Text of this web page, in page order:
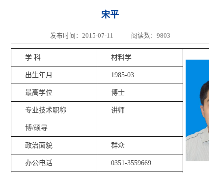
宋平
发布时间：2015-07-11 阅读数： 9803
学 科 材料学
出生年月 1985-03
最高学位 博士
专业技术职称 讲师
博/硕导
政治面貌 群众
办公电话 0351-3559669